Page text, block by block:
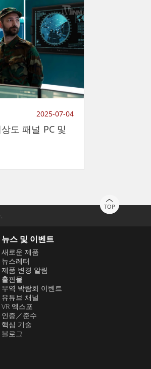
2025-07-04
도 패널 PC 및
TOP
뉴스 및 이벤트
새로운 제품
뉴스레터
제품 변경 알림
출판물
무역 박람회 이벤트
유튜브 채널
VR 엑스포
인증／준수
핵심 기술
블로그